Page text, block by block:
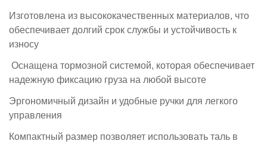
Изготовлена из высококачественных материалов, что
обеспечивает долгий срок службы и устойчивость к
износу
Оснащена тормозной системой, которая обеспечивает
надежную фиксацию груза на любой высоте
Эргономичный дизайн и удобные ручки для легкого
управления
Компактный размер позволяет использовать таль в